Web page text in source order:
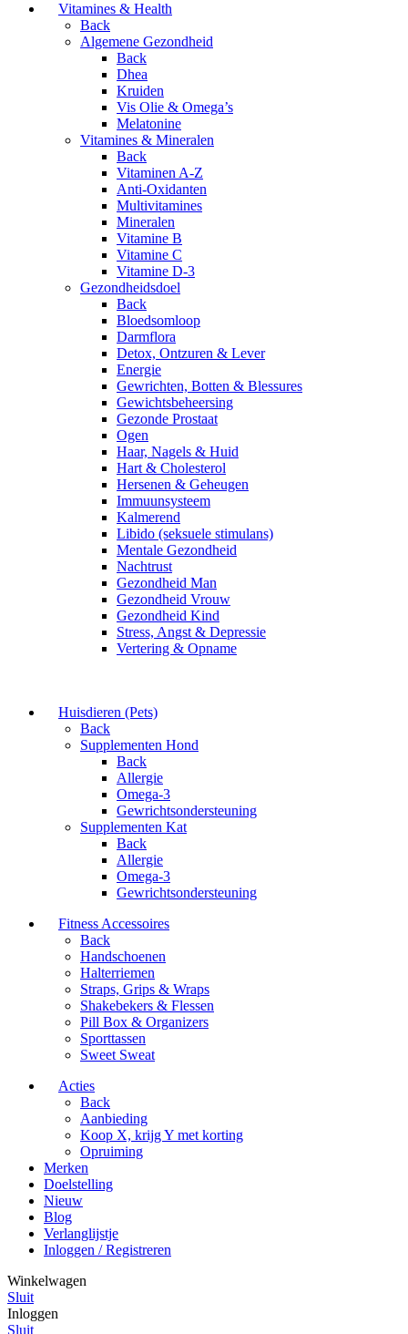
Vitamines & Health
Back
Algemene Gezondheid
Back
Dhea
Kruiden
Vis Olie & Omega’s
Melatonine
Vitamines & Mineralen
Back
Vitaminen A-Z
Anti-Oxidanten
Multivitamines
Mineralen
Vitamine B
Vitamine C
Vitamine D-3
Gezondheidsdoel
Back
Bloedsomloop
Darmflora
Detox, Ontzuren & Lever
Energie
Gewrichten, Botten & Blessures
Gewichtsbeheersing
Gezonde Prostaat
Ogen
Haar, Nagels & Huid
Hart & Cholesterol
Hersenen & Geheugen
Immuunsysteem
Kalmerend
Libido (seksuele stimulans)
Mentale Gezondheid
Nachtrust
Gezondheid Man
Gezondheid Vrouw
Gezondheid Kind
Stress, Angst & Depressie
Vertering & Opname
Huisdieren (Pets)
Back
Supplementen Hond
Back
Allergie
Omega-3
Gewrichtsondersteuning
Supplementen Kat
Back
Allergie
Omega-3
Gewrichtsondersteuning
Fitness Accessoires
Back
Handschoenen
Halterriemen
Straps, Grips & Wraps
Shakebekers & Flessen
Pill Box & Organizers
Sporttassen
Sweet Sweat
Acties
Back
Aanbieding
Koop X, krijg Y met korting
Opruiming
Merken
Doelstelling
Nieuw
Blog
Verlanglijstje
Inloggen / Registreren
Winkelwagen
Sluit
Inloggen
Sluit